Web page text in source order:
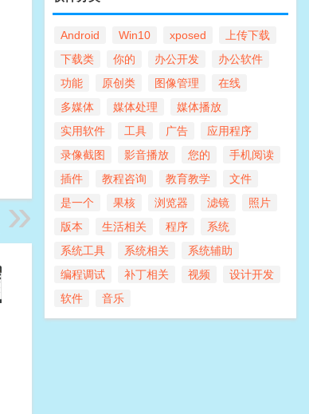
Android Win10 xposed
上传下载
下载类
你的 办公开发
办公软件
功能
原创类 图像管理
在线
多媒体
媒体处理
媒体播放
实用软件
工具 广告
应用程序
录像截图
影音播放 您的
手机阅读
插件
教程咨询 教育教学
文件
是一个
果核 浏览器 滤镜
照片
版本
生活相关 程序
系统
系统工具
系统相关
系统辅助
编程调试
补丁相关 视频
设计开发
软件
音乐